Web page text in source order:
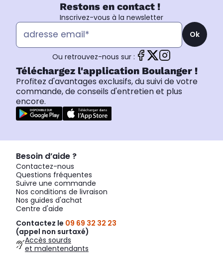
Restons en contact !
Inscrivez-vous à la newsletter
Ok
Ou retrouvez-nous sur :
Téléchargez l'application Boulanger !
Profitez d'avantages exclusifs, du suivi de votre
commande, de conseils d'entretien et plus
encore.
Besoin d’aide ?
Contactez-nous
Questions fréquentes
Suivre une commande
Nos conditions de livraison
Nos guides d'achat
Centre d'aide
Contactez le 09 69 32 32 23
(appel non surtaxé)
Accès sourds
et malentendants